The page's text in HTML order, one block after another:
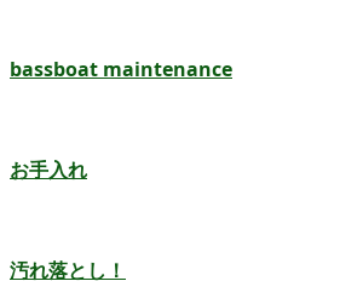
bassboat maintenance
お手入れ
汚れ落とし！